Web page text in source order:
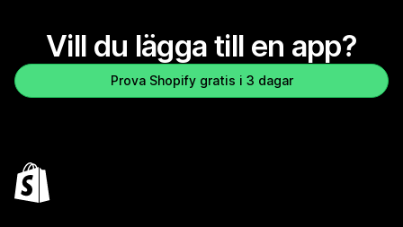
Vill du lägga till en app?
Prova Shopify gratis i 3 dagar